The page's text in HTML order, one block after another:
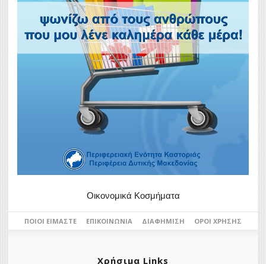
Οικονομικά Κοσμήματα
ΠΟΙΟΙ ΕΊΜΑΣΤΕ ΕΠΙΚΟΙΝΩΝΊΑ ΔΙΑΦΉΜΙΣΗ ΌΡΟΙ ΧΡΉΣΗΣ
Χρήσιμα Links